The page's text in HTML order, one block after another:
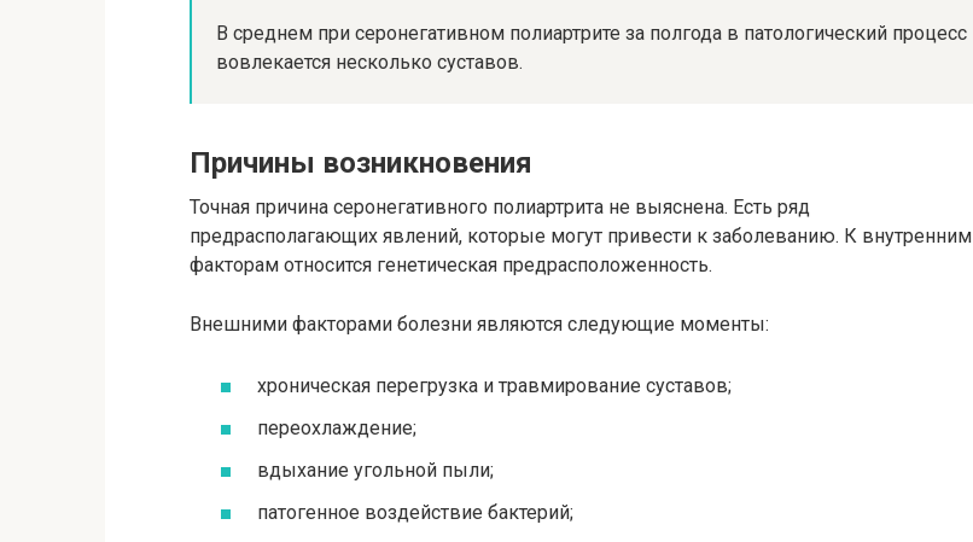
В среднем при серонегативном полиартрите за полгода в патологический процесс
вовлекается несколько суставов.
Причины возникновения
Точная причина серонегативного полиартрита не выяснена. Есть ряд
предрасполагающих явлений, которые могут привести к заболеванию. К внутренним
факторам относится генетическая предрасположенность.
Внешними факторами болезни являются следующие моменты:
хроническая перегрузка и травмирование суставов;
переохлаждение;
вдыхание угольной пыли;
патогенное воздействие бактерий;